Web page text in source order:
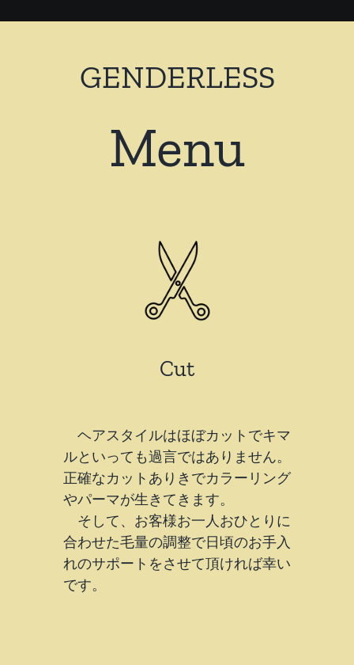
GENDERLESS
Menu
Cut
ヘアスタイルはほぼカットでキマ
ルといっても過言ではありません。
正確なカットありきでカラーリング
やパーマが生きてきます。
そして、お客様お一人おひとりに
合わせた毛量の調整で日頃のお手入
れのサポートをさせて頂ければ幸い
です。